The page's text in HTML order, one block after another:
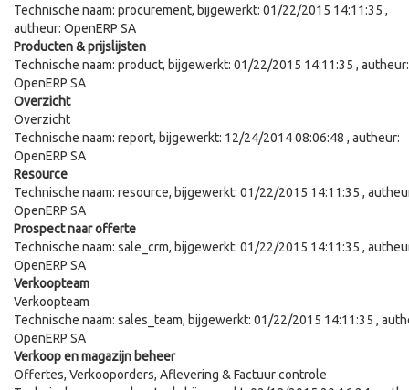
Technische naam: procurement, bijgewerkt: 01/22/2015 14:11:35 ,
autheur: OpenERP SA
Producten & prijslijsten
Technische naam: product, bijgewerkt: 01/22/2015 14:11:35 , autheur:
OpenERP SA
Overzicht
Overzicht
Technische naam: report, bijgewerkt: 12/24/2014 08:06:48 , autheur:
OpenERP SA
Resource
Technische naam: resource, bijgewerkt: 01/22/2015 14:11:35 ,
OpenERP SA
Prospect naar offerte
Technische naam: sale_crm, bijgewerkt: 01/22/2015 14:11:35 ,
OpenERP SA
Verkoopteam
Verkoopteam
Technische naam: sales_team, bijgewerkt: 01/22/2015 14:11:35 ,
OpenERP SA
Verkoop en magazijn beheer
Offertes, Verkooporders, Aflevering & Factuur controle